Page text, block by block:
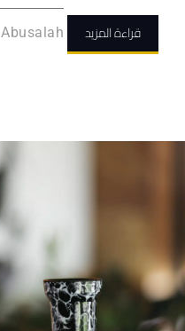
قراءة المزيد Abusalah